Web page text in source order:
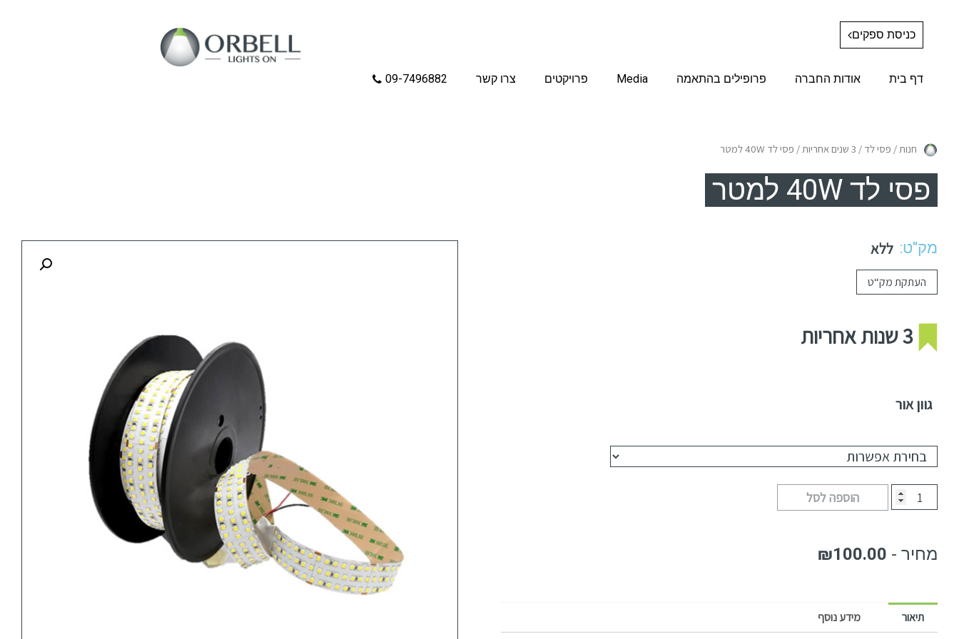
כניסת ספקים
דף בית אודות החברה פרופילים בהתאמה Media פרויקטים צרו קשר 09-7496882
חנות/ פסי לד / 3 שנים אחריות / פסי לד 40W למטר
פסי לד 40W למטר
מק"ט: ללא
העתקת מק“ט
3 שנות אחריות
גוון אור
הוספה לסל
₪100.00
תיאור מידע נוסף